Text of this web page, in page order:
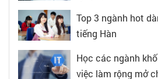
Top 3 ngành hot
tiếng Hàn
Học các ngành
việc làm rộng mở